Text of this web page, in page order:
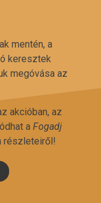
mentén, a
keresztek
megóvása az
akcióban, az
a Fogadj
részleteiről!